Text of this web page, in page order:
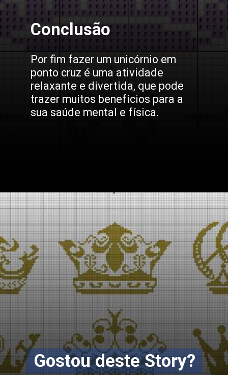
Conclusão
Por fim fazer um unicórnio em
ponto cruz é uma atividade
relaxante e divertida, que pode
trazer muitos benefícios para a
sua saúde mental e física.
Opening https://bordadosdalea.com.br/unicornio-em-ponto-cruz-como-fazer-essa-linda-peca-artesanal/
Gostou deste Story?